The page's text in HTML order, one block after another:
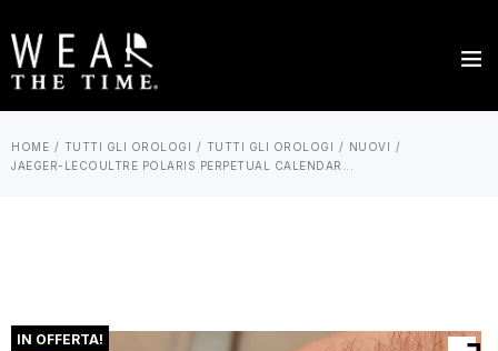
HOME TUTTI GLI OROLOGI TUTTI GLI OROLOGI
NUOVI
JAEGER-LECOULTRE POLARIS PERPETUAL CALENDAR...
IN OFFERTA!